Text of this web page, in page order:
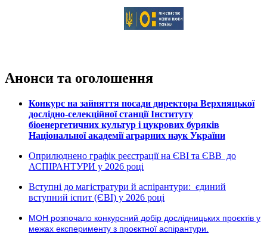
Анонси та оголошення
Конкурс на зайняття посади директора Верхняцької
дослідно-селекційної станції Інституту
біоенергетичних культур і цукрових буряків
Національної академії аграрних наук України
Оприлюднено графік реєстрації на ЄВІ та ЄВВ до
АСПІРАНТУРИ у 2026 році
Вступні до магістратури й аспірантури: єдиний
вступний іспит (ЄВІ) у 2026 році
МОН розпочало конкурсний добір дослідницьких проєктів у
межах експерименту з проєктної аспірантури.